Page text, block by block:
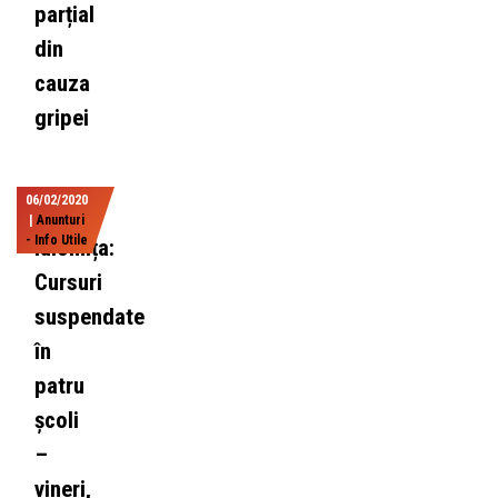
parțial
din
cauza
gripei
06/02/2020
|Anunturi
- Info Utile
Ialomița:
Cursuri
suspendate
în
patru
școli
–
vineri,